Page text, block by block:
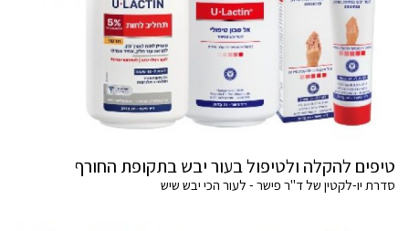
טיפים להקלה ולטיפול בעור יבש בתקופת החורף
סדרת יו-לקטין של ד"ר פישר - לעור הכי יבש שיש